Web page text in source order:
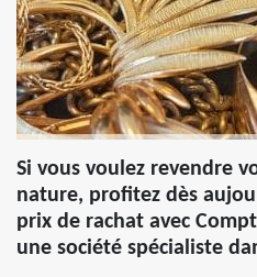
Si vous voulez revendre
nature, profitez dès
prix de rachat avec
une société spécialiste